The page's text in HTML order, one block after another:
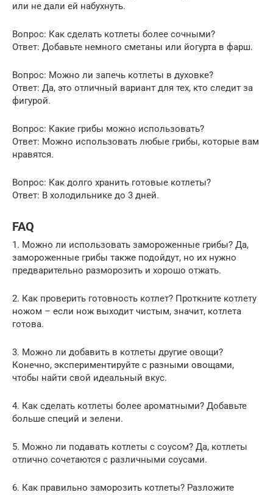
или не дали ей набухнуть.
Вопрос: Как сделать котлеты более сочными?
Ответ: Добавьте немного сметаны или йогурта в фарш.
Вопрос: Можно ли запечь котлеты в духовке?
Ответ: Да, это отличный вариант для тех, кто следит за
фигурой.
Вопрос: Какие грибы можно использовать?
Ответ: Можно использовать любые грибы, которые вам
нравятся.
Вопрос: Как долго хранить готовые котлеты?
Ответ: В холодильнике до 3 дней.
FAQ
1. Можно ли использовать замороженные грибы? Да,
замороженные грибы также подойдут, но их нужно
предварительно разморозить и хорошо отжать.
2. Как проверить готовность котлет? Проткните котлету
ножом – если нож выходит чистым, значит, котлета
готова.
3. Можно ли добавить в котлеты другие овощи?
Конечно, экспериментируйте с разными овощами,
чтобы найти свой идеальный вкус.
4. Как сделать котлеты более ароматными? Добавьте
больше специй и зелени.
5. Можно ли подавать котлеты с соусом? Да, котлеты
отлично сочетаются с различными соусами.
6. Как правильно заморозить котлеты? Разложите